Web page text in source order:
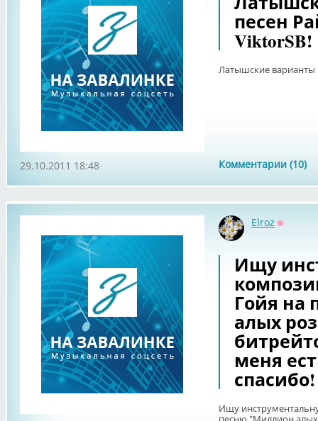
песен
ViktorSB!
Латышские варианты
Комментарии (10)
29.10.2011 18:48
Elroz
Ищу
Гойя на
алых
меня
спасибо!
Ищу